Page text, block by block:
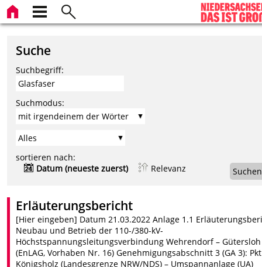
Suche
Suchbegriff:
Suchmodus:
sortieren nach:
Datum (neueste zuerst)
Relevanz Suchen
Erläuterungsbericht
[Hier eingeben] Datum 21.03.2022 Anlage 1.1
Neubau und Betrieb der 110-/380-kV-
Höchstspannungsleitungsverbindung Wehrendorf – Gütersloh
(EnLAG, Vorhaben Nr. 16) Genehmigungsabschnitt 3 (GA 3):
Königsholz (Landesgrenze NRW/NDS) – Umspannanlage (UA)